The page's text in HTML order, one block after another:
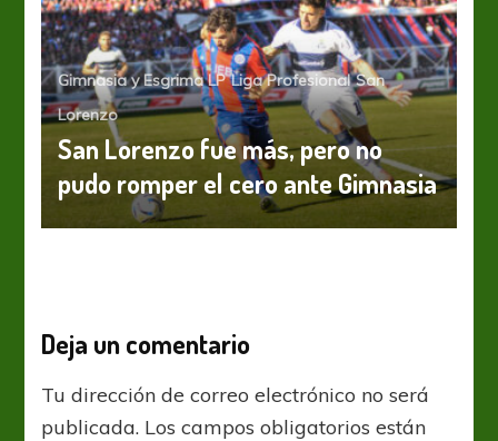
Gimnasia y Esgrima LP Liga Profesional San
Lorenzo
San Lorenzo fue más, pero no
pudo romper el cero ante Gimnasia
Deja un comentario
Tu dirección de correo electrónico no será
publicada. Los campos obligatorios están